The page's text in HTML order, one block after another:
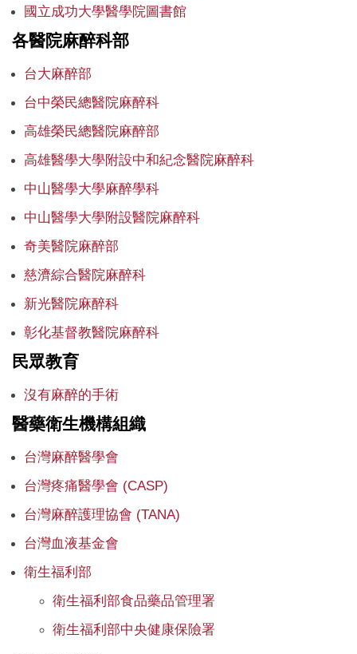
網路資源
聯絡我們
科內專區
國立成功大學醫學院圖書館
各醫院麻醉科部
台大麻醉部
台中榮民總醫院麻醉科
高雄榮民總醫院麻醉部
高雄醫學大學附設中和紀念醫院麻醉科
中山醫學大學麻醉學科
中山醫學大學附設醫院麻醉科
奇美醫院麻醉部
慈濟綜合醫院麻醉科
新光醫院麻醉科
彰化基督教醫院麻醉科
民眾教育
沒有麻醉的手術
醫藥衛生機構組織
台灣麻醉醫學會
台灣疼痛醫學會 (CASP)
台灣麻醉護理協會 (TANA)
台灣血液基金會
衛生福利部
衛生福利部食品藥品管理署
衛生福利部中央健康保險署